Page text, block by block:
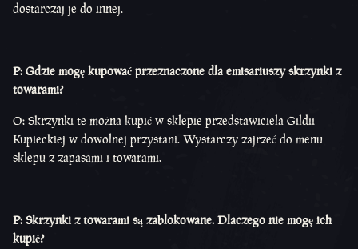
dostarczaj je do innej.
P: Gdzie mogę kupować przeznaczone dla emisariuszy skrzynki z
towarami?
O: Skrzynki te można kupić w sklepie przedstawiciela Gildii
Kupieckiej w dowolnej przystani. Wystarczy zajrzeć do menu
sklepu z zapasami i towarami.
P: Skrzynki z towarami są zablokowane. Dlaczego nie mogę ich
kupić?